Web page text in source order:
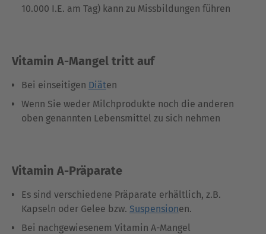
10.000 I.E. am Tag) kann zu Missbildungen führen
Vitamin A-Mangel tritt auf
Bei einseitigen Diäten
Wenn Sie weder Milchprodukte noch die anderen
oben genannten Lebensmittel zu sich nehmen
Vitamin A-Präparate
Es sind verschiedene Präparate erhältlich, z.B.
Kapseln oder Gelee bzw. Suspensionen.
Bei nachgewiesenem Vitamin A-Mangel